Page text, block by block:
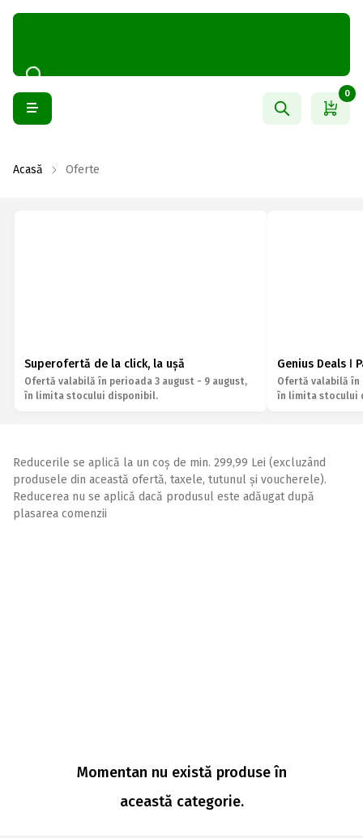
0
Acasă Oferte
Superofertă de la click, la ușă
Ofertă valabilă în perioada 3 august - 9 august,
în limita stocului disponibil.
Genius Deals ǀ
Ofertă valabilă în
în limita stocului
Reducerile se aplică la un coș de min. 299,99 Lei (excluzând
produsele din această ofertă, taxele, tutunul și voucherele).
Reducerea nu se aplică dacă produsul este adăugat după
plasarea comenzii
Momentan nu există produse în
această categorie.